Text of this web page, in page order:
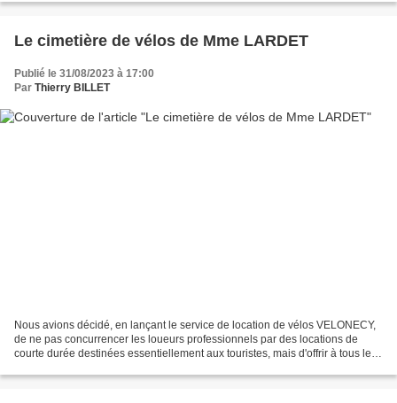
Le cimetière de vélos de Mme LARDET
Publié le 31/08/2023 à 17:00
Par Thierry BILLET
Nous avions décidé, en lançant le service de location de vélos VELONECY,
de ne pas concurrencer les loueurs professionnels par des locations de
courte durée destinées essentiellement aux touristes, mais d'offrir à tous les